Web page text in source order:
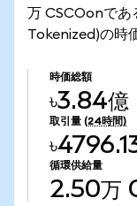
万 CSCOonで
Tokenized)の時
時価総額
৳3.84億
取引量 (24時間)
循環供給量
2.50万